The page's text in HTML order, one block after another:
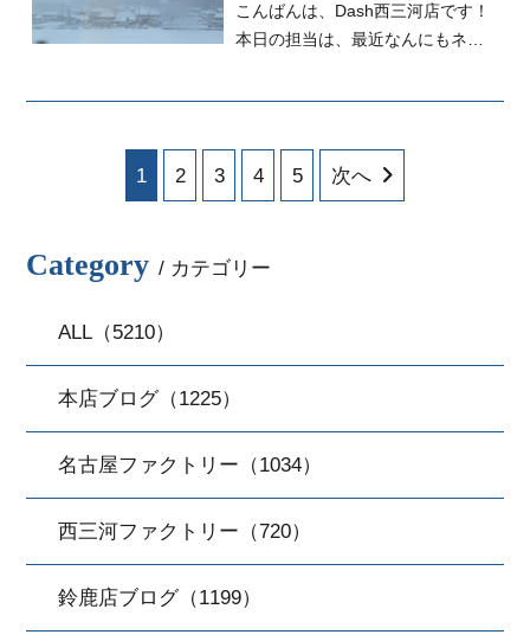
こんばんは、Dash西三河店です！
本日の担当は、最近なんにもネタ
1 2 3 4 5 次へ
Category / カテゴリー
ALL（5210）
本店ブログ（1225）
名古屋ファクトリー（1034）
西三河ファクトリー（720）
鈴鹿店ブログ（1199）